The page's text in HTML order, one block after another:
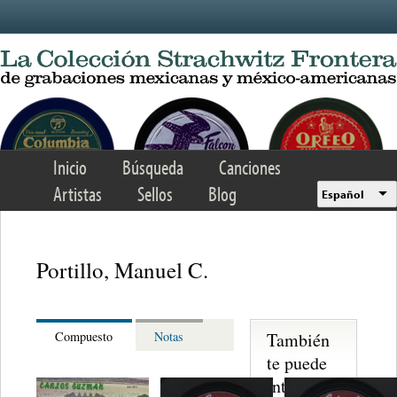
Inicio Búsqueda
Canciones
Artistas
Sellos Blog Español
Portillo, Manuel C.
Compuesto Notas
También
te puede
interesar...